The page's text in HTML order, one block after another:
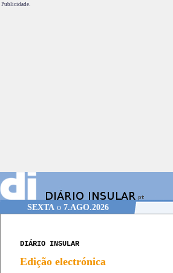
Publicidade.
SEXTA o 7.AGO.2026
DIÁRIO INSULAR
Edição electrónica